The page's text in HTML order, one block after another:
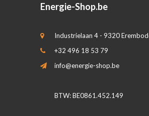
Energie-Shop.be
Industrielaan 4 - 9320
+32 496 18 53 79
info@energie-shop.be
BTW: BE0861.452.149